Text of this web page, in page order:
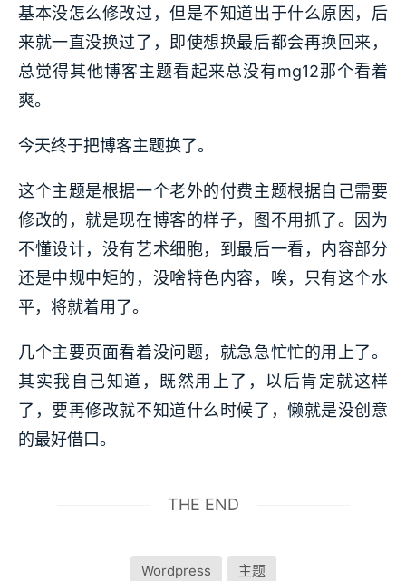
基本没怎么修改过，但是不知道出于什么原因，后
来就一直没换过了，即使想换最后都会再换回来，
总觉得其他博客主题看起来总没有mg12那个看着
爽。
今天终于把博客主题换了。
这个主题是根据一个老外的付费主题根据自己需要
修改的，就是现在博客的样子，图不用抓了。因为
不懂设计，没有艺术细胞，到最后一看，内容部分
还是中规中矩的，没啥特色内容，唉，只有这个水
平，将就着用了。
几个主要页面看着没问题，就急急忙忙的用上了。
其实我自己知道，既然用上了，以后肯定就这样
了，要再修改就不知道什么时候了，懒就是没创意
的最好借口。
THE END
Wordpress 主题